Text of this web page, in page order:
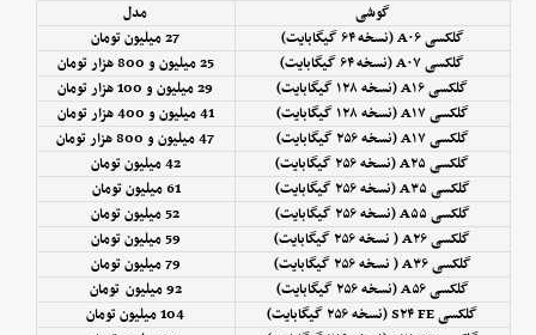
گوشی
مدل
گلکسی A۰۶ (نسخه ۶۴ گیگابایت)
27 میلیون تومان
گلکسی A۰۷ (نسخه ۶۴ گیگابایت)
25 میلیون و 800 هزار تومان
گلکسی A۱۶ (نسخه ۱۲۸ گیگابایت)
29 میلیون و 100 هزار تومان
گلکسی A۱۷ (نسخه ۱۲۸ گیگابایت)
41 میلیون و 400 هزار تومان
گلکسی A۱۷ (نسخه ۲۵۶ گیگابایت)
47 میلیون و 800 هزار تومان
گلکسی A۲۵ (نسخه ۲۵۶ گیگابایت)
42 میلیون تومان
گلکسی A۳۵ (نسخه ۲۵۶ گیگابایت)
61 میلیون تومان
گلکسی A۵۵ (نسخه ۲۵۶ گیگابایت)
52 میلیون تومان
گلکسی A۲۶ ( نسخه ۲۵۶ گیگابایت)
59 میلیون تومان
گلکسی A۳۶ ( نسخه ۲۵۶ گیگابایت)
79 میلیون تومان
گلکسی A۵۶ (نسخه ۲۵۶ گیگابایت)
92 میلیون تومان
گلکسی S۲۴ FE (نسخه ۲۵۶ گیگابایت)
104 میلیون تومان